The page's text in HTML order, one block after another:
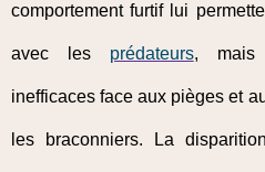
comportement furtif lui
avec les prédateurs, mais
inefficaces face aux pièges et
les braconniers. La